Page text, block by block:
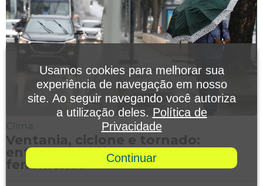
Clima
Ventania, ciclone e tornado:
entenda as diferenças entre os
fenômenos
Usamos cookies para melhorar sua
experiência de navegação em nosso
site. Ao seguir navegando você autoriza
a utilização deles. Política de
Privacidade
Continuar